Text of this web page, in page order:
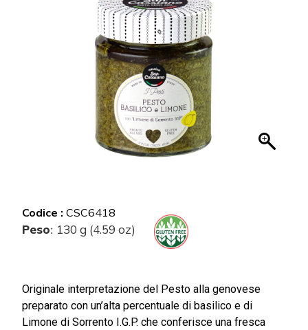
Codice : CSC6418
Peso: 130 g (4.59 oz)
Originale interpretazione del Pesto alla genovese
preparato con un’alta percentuale di basilico e di
Limone di Sorrento I.G.P. che conferisce una fresca